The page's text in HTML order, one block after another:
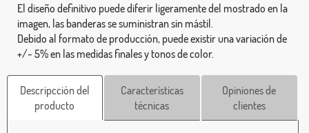
El diseño definitivo puede diferir ligeramente del mostrado en la
imagen, las banderas se suministran sin mástil.
Debido al formato de producción, puede existir una variación de
+/- 5% en las medidas finales y tonos de color.
Descripcción del
producto
Características
técnicas
Opiniones de
clientes